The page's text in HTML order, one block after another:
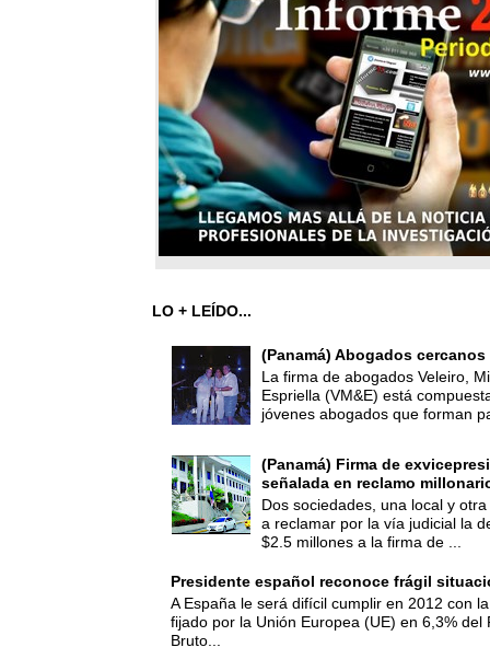
LO + LEÍDO...
(Panamá) Abogados
La firma de abogados Veleiro,
Espriella (VM&E) está
jóvenes abogados que forman
(Panamá) Firma de
señalada en reclamo
Dos sociedades, una local y
a reclamar por la vía judicial la
$2.5 millones a la firma de ...
Presidente español reconoce frágil
A España le será difícil cumplir en 2012 con
fijado por la Unión Europea (UE) en 6,3% del
Bruto...